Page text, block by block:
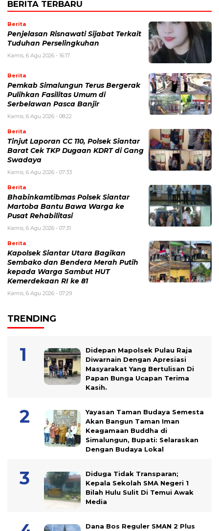
BERITA TERBARU
Berita
Penjelasan Risnawati Sijabat Terkait
Tuduhan Perselingkuhan
Kamis, 6 Agu 2026 - 16:17
Berita
Pemkab Simalungun Terus Bergerak
Pulihkan Fasilitas Umum di
Serbelawan Pasca Banjir
Kamis, 6 Agu 2026 - 08:22
Berita
Tinjut Laporan CC 110, Polsek Siantar
Barat Cek TKP Dugaan KDRT di Gang
Swadaya
Kamis, 6 Agu 2026 - 07:33
Berita
Bhabinkamtibmas Polsek Siantar
Martoba Bantu Bawa Warga ke
Pusat Rehabilitasi
Kamis, 6 Agu 2026 - 07:31
Berita
Kapolsek Siantar Utara Bagikan
Sembako dan Bendera Merah Putih
kepada Warga Sambut HUT
Kemerdekaan RI ke 81
Kamis, 6 Agu 2026 - 07:29
TRENDING
Didepan Mapolsek Pulau Raja
Diwarnain Dengan Apresiasi
Masyarakat Yang Bertulisan Di
Papan Bunga Ucapan Terima
Kasih.
Yayasan Taman Budaya Semesta
Akan Bangun Taman Iman
Keagamaan Buddha di
Simalungun, Bupati: Selaraskan
Dengan Budaya Lokal
Diduga Tidak Transparan;
Kepala Sekolah SMA Negeri 1
Bilah Hulu Sulit Di Temui Awak
Media
Dana Bos Reguler SMAN 2 Plus